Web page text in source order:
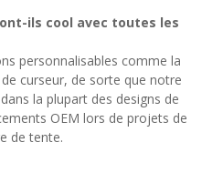
ils cool avec toutes les
personnalisables comme la
curseur, de sorte que notre
la plupart des designs de
OEM lors de projets de
de tente.